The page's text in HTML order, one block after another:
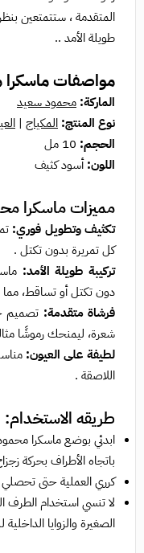
المتقدمة ، ستتمتعين
طويلة الأمد ..
مواصفات
الماركة: محمود سعيد
نوع المنتج: المكياج |
الحجم:
اللون:أسود كثيف
مميزاتماسكرا
تكثيف وتطويل فوري:
كل تمريرة بدون تكتل .
تركيبة طويلة الأمد:
دون تكتل أو تساقط، مما
فرشاة متقدمة: تصميم
شعرة، ليمنحك رموشًا
لطيفة على العيون:
اللاصقة .
طريقه الاستخدام:
ابدئي بوضعماسكرا
باتجاه الأطراف بحركة
كرري العملية حتى تحصلي
لا تنسي استخدام الطرف
الصغيرة والزوايا الداخلية